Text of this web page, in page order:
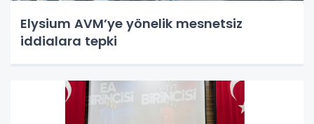
Elysium AVM’ye yönelik mesnetsiz
iddialara tepki